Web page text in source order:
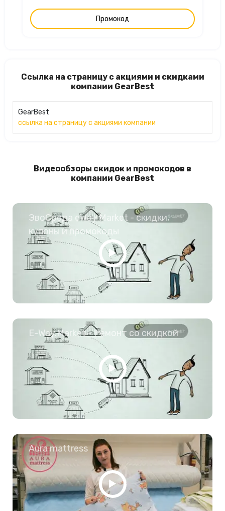
Промокод
Ссылка на страницу с акциями и скидками
компании GearBest
GearBest
ссылка на страницу с акциями компании
Видеообзоры скидок и промокодов в
компании GearBest
ЭвоСреда eWay Market - скидки,
купоны и промокоды
E-Way.Market - Ремонт со скидкой
Aura mattress